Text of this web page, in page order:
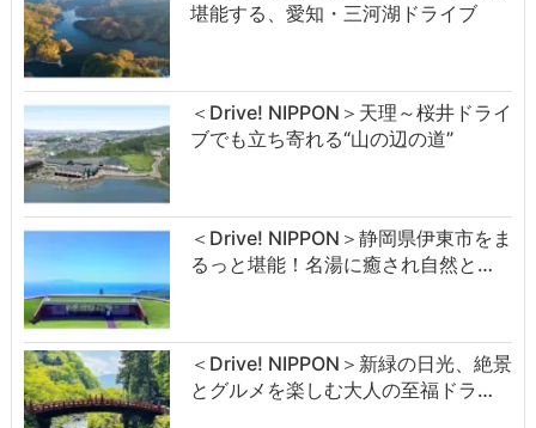
堪能する、愛知・三河湖ドライブ
＜Drive! NIPPON＞天理～桜井ドライ
ブでも立ち寄れる“山の辺の道”
＜Drive! NIPPON＞静岡県伊東市をま
るっと堪能！名湯に癒され自然と…
＜Drive! NIPPON＞新緑の日光、絶景
とグルメを楽しむ大人の至福ドラ…